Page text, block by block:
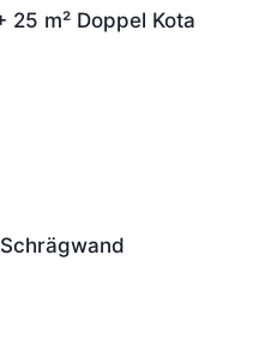
25 m² Doppel Kota